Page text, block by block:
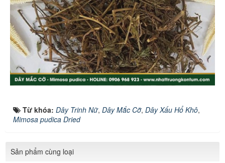
Từ khóa: Dây Trinh Nữ, Dây Mắc Cỡ, Dây Xấu Hổ Khô,
Mimosa pudica Dried
Sản phẩm cùng loại